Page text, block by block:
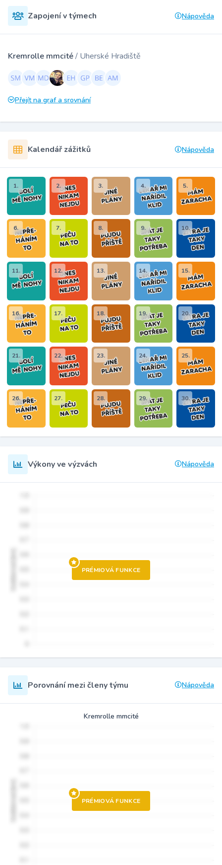
Zapojení v týmech Nápověda
Kremrolle mmcité/ Uherské Hradiště
Přejít na graf a srovnání
Kalendář zážitků Nápověda
1. 2. 3. 4. 5.
6. 7. 8. 9. 10.
11. 12. 13. 14. 15.
16. 17. 18. 19. 20.
21. 22. 23. 24. 25.
26. 27. 28. 29. 30.
Výkony ve výzvách Nápověda
PRÉMIOVÁ FUNKCE
Porovnání mezi členy týmu Nápověda
Kremrolle mmcité
PRÉMIOVÁ FUNKCE